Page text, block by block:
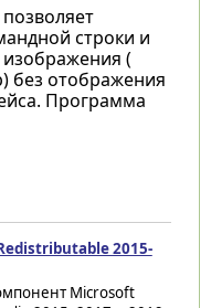
строки и
изображения (
без отображения
Программа
2015-
Microsoft